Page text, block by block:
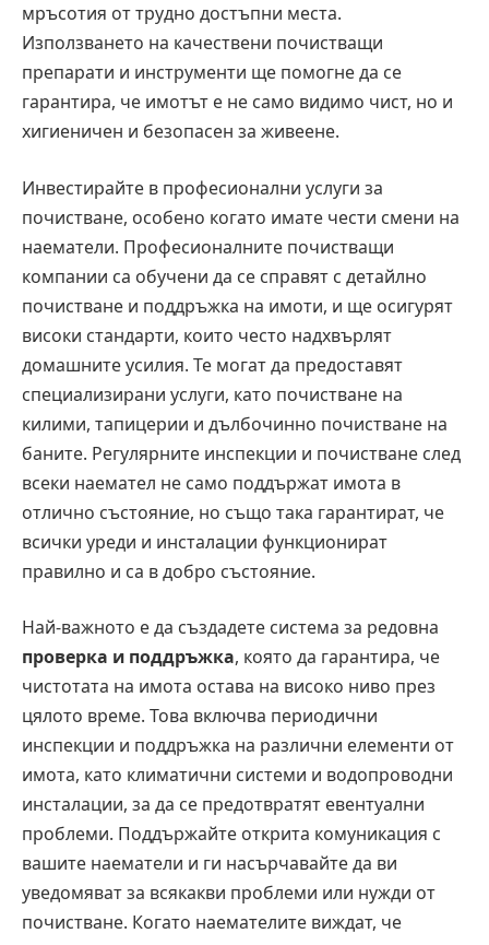
мръсотия от трудно достъпни места.
Използването на качествени почистващи
препарати и инструменти ще помогне да се
гарантира, че имотът е не само видимо чист, но и
хигиеничен и безопасен за живеене.
Инвестирайте в професионални услуги за
почистване, особено когато имате чести смени на
наематели. Професионалните почистващи
компании са обучени да се справят с детайлно
почистване и поддръжка на имоти, и ще осигурят
високи стандарти, които често надхвърлят
домашните усилия. Те могат да предоставят
специализирани услуги, като почистване на
килими, тапицерии и дълбочинно почистване на
баните. Регулярните инспекции и почистване след
всеки наемател не само поддържат имота в
отлично състояние, но също така гарантират, че
всички уреди и инсталации функционират
правилно и са в добро състояние.
Най-важното е да създадете система за редовна
проверка и поддръжка, която да гарантира, че
чистотата на имота остава на високо ниво през
цялото време. Това включва периодични
инспекции и поддръжка на различни елементи от
имота, като климатични системи и водопроводни
инсталации, за да се предотвратят евентуални
проблеми. Поддържайте открита комуникация с
вашите наематели и ги насърчавайте да ви
уведомяват за всякакви проблеми или нужди от
почистване. Когато наемателите виждат, че